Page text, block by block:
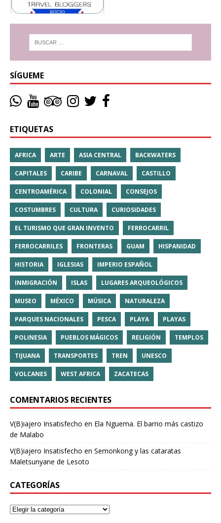
SÍGUEME
ETIQUETAS
AFRICA ARTE ASIA CENTRAL BACKWATERS
CAPITALES CARIBE CARNAVAL CASTILLO
CENTROAMÉRICA COLONIAL CONSEJOS
COSTUMBRES CULTURA CURIOSIDADES
EL TURISMO QUE GRAN INVENTO FERROCARRIL
FERROCARRILES FRONTERAS GUAM HISPANIDAD
HISTORIA IGLESIAS IMPERIO ESPAÑOL
INMIGRACIÓN ISLAS LUGARES ARQUEOLÓGICOS
MUSEO MÉXICO MÚSICA NATURALEZA
PARQUES NACIONALES PESCA PLAYA PLAYAS
POLINESIA PUEBLOS MÁGICOS RELIGIÓN TEMPLOS
TIJUANA TRANSPORTES TREN UNESCO
VOLCANES WEST AFRICA ZACATECAS
COMENTARIOS RECIENTES
V(B)iajero Insatisfecho en Ela Nguema. El barrio más castizo
de Malabo
V(B)iajero Insatisfecho en Semonkong y las cataratas
Maletsunyane de Lesoto
CATEGORÍAS